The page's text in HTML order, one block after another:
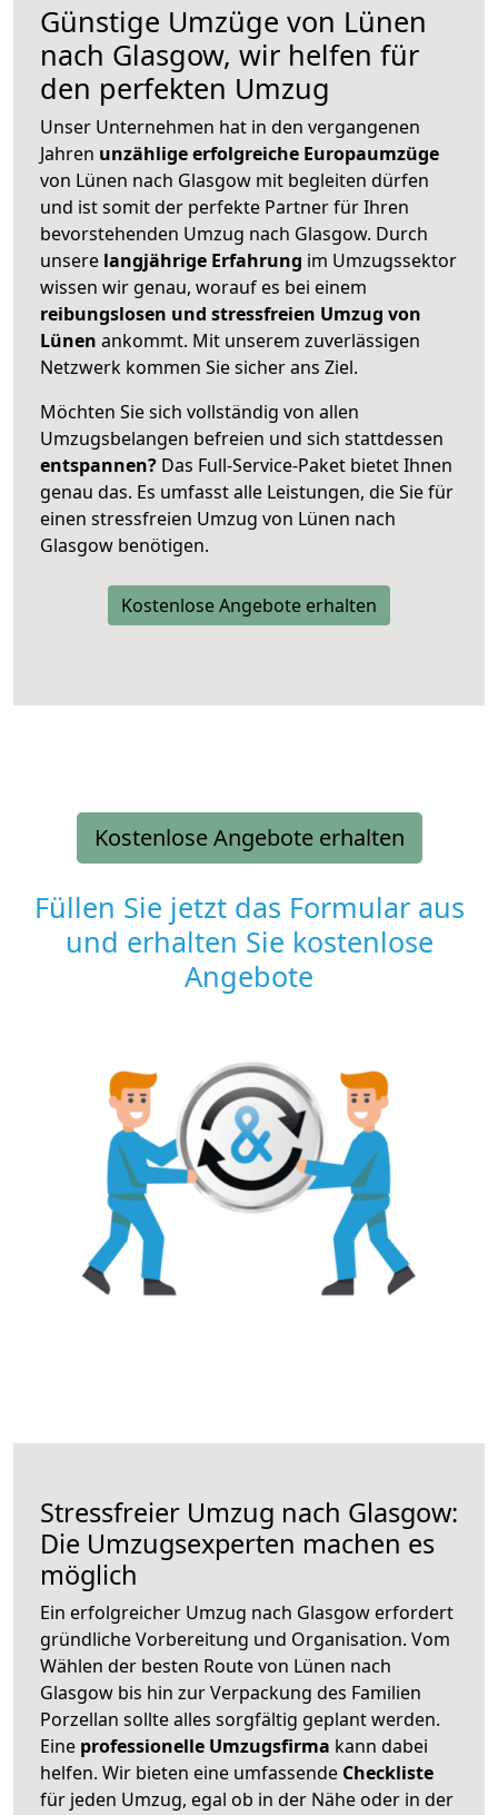
Günstige Umzüge von Lünen
nach Glasgow, wir helfen für
den perfekten Umzug
Unser Unternehmen hat in den vergangenen
Jahren unzählige erfolgreiche Europaumzüge
von Lünen nach Glasgow mit begleiten dürfen
und ist somit der perfekte Partner für Ihren
bevorstehenden Umzug nach Glasgow. Durch
unsere langjährige Erfahrung im Umzugssektor
wissen wir genau, worauf es bei einem
reibungslosen und stressfreien Umzug von
Lünen ankommt. Mit unserem zuverlässigen
Netzwerk kommen Sie sicher ans Ziel.
Möchten Sie sich vollständig von allen
Umzugsbelangen befreien und sich stattdessen
entspannen? Das Full-Service-Paket bietet Ihnen
genau das. Es umfasst alle Leistungen, die Sie für
einen stressfreien Umzug von Lünen nach
Glasgow benötigen.
Kostenlose Angebote erhalten
Kostenlose Angebote erhalten
Füllen Sie jetzt das Formular aus
und erhalten Sie kostenlose
Angebote
Stressfreier Umzug nach Glasgow:
Die Umzugsexperten machen es
möglich
Ein erfolgreicher Umzug nach Glasgow erfordert
gründliche Vorbereitung und Organisation. Vom
Wählen der besten Route von Lünen nach
Glasgow bis hin zur Verpackung des Familien
Porzellan sollte alles sorgfältig geplant werden.
Eine professionelle Umzugsfirma kann dabei
helfen. Wir bieten eine umfassende Checkliste
für jeden Umzug, egal ob in der Nähe oder in der